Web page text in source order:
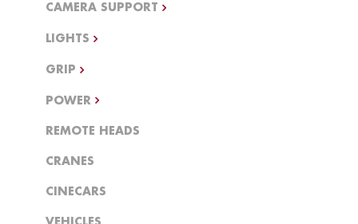
CAMERA SUPPORT
LIGHTS
GRIP
POWER
REMOTE HEADS
CRANES
CINECARS